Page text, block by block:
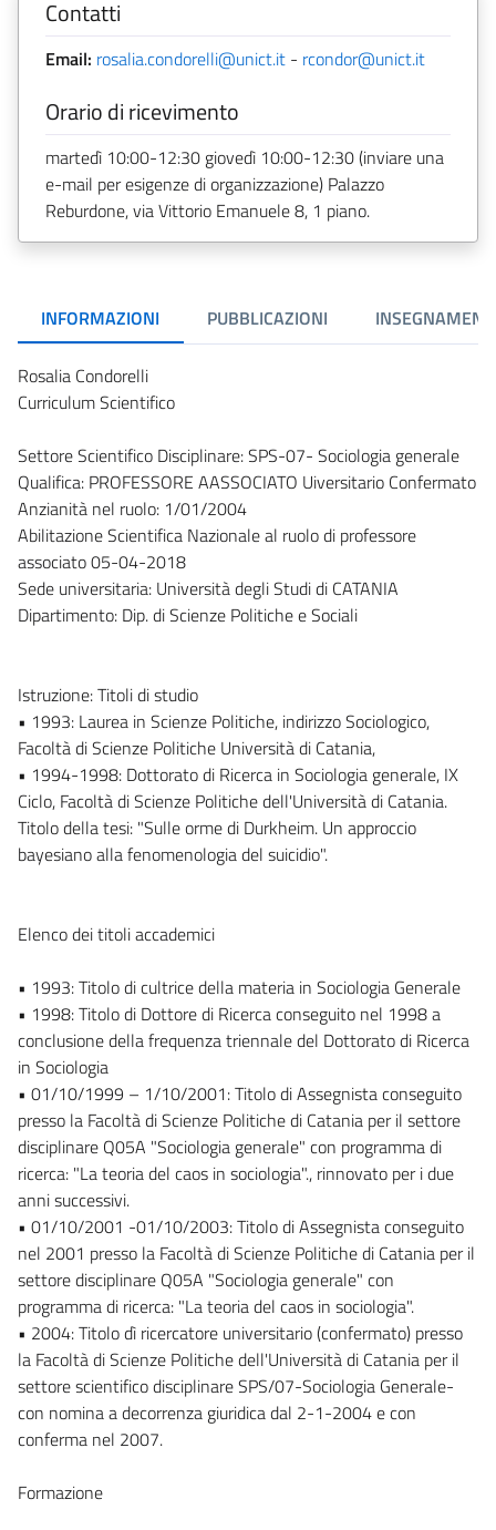
Contatti
Email: rosalia.condorelli@unict.it - rcondor@unict.it
Orario di ricevimento
martedì 10:00-12:30 giovedì 10:00-12:30 (inviare una
e-mail per esigenze di organizzazione) Palazzo
Reburdone, via Vittorio Emanuele 8, 1 piano.
INFORMAZIONI PUBBLICAZIONI INSEGNAMENTI
Rosalia Condorelli
Curriculum Scientifico
Settore Scientifico Disciplinare: SPS-07- Sociologia generale
Qualifica: PROFESSORE AASSOCIATO Uiversitario Confermato
Anzianità nel ruolo: 1/01/2004
Abilitazione Scientifica Nazionale al ruolo di professore
associato 05-04-2018
Sede universitaria: Università degli Studi di CATANIA
Dipartimento: Dip. di Scienze Politiche e Sociali
Istruzione: Titoli di studio
• 1993: Laurea in Scienze Politiche, indirizzo Sociologico,
Facoltà di Scienze Politiche Università di Catania,
• 1994-1998: Dottorato di Ricerca in Sociologia generale, IX
Ciclo, Facoltà di Scienze Politiche dell'Università di Catania.
Titolo della tesi: "Sulle orme di Durkheim. Un approccio
bayesiano alla fenomenologia del suicidio".
Elenco dei titoli accademici
• 1993: Titolo di cultrice della materia in Sociologia Generale
• 1998: Titolo di Dottore di Ricerca conseguito nel 1998 a
conclusione della frequenza triennale del Dottorato di Ricerca
in Sociologia
• 01/10/1999 – 1/10/2001: Titolo di Assegnista conseguito
presso la Facoltà di Scienze Politiche di Catania per il settore
disciplinare Q05A "Sociologia generale" con programma di
ricerca: "La teoria del caos in sociologia"., rinnovato per i due
anni successivi.
• 01/10/2001 -01/10/2003: Titolo di Assegnista conseguito
nel 2001 presso la Facoltà di Scienze Politiche di Catania per il
settore disciplinare Q05A "Sociologia generale" con
programma di ricerca: "La teoria del caos in sociologia".
• 2004: Titolo dì ricercatore universitario (confermato) presso
la Facoltà di Scienze Politiche dell'Università di Catania per il
settore scientifico disciplinare SPS/07-Sociologia Generale-
con nomina a decorrenza giuridica dal 2-1-2004 e con
conferma nel 2007.
Formazione